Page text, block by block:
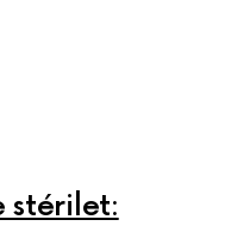
stérilet: